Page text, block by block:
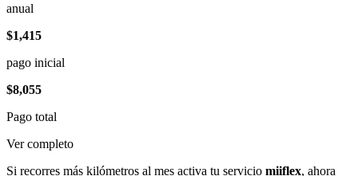
anual
$1,415
pago inicial
$8,055
Pago total
Ver completo
Si recorres más kilómetros al mes activa tu servicio miiflex, ahora